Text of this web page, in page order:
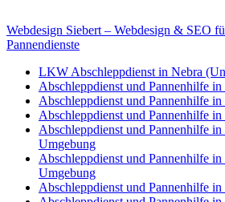
Webdesign Siebert – Webdesign & SEO
Pannendienste
LKW Abschleppdienst in Nebra
Abschleppdienst und Pannenhilfe
Abschleppdienst und Pannenhilfe
Abschleppdienst und Pannenhilfe
Abschleppdienst und Pannenhilfe
Umgebung
Abschleppdienst und Pannenhilfe
Umgebung
Abschleppdienst und Pannenhilfe